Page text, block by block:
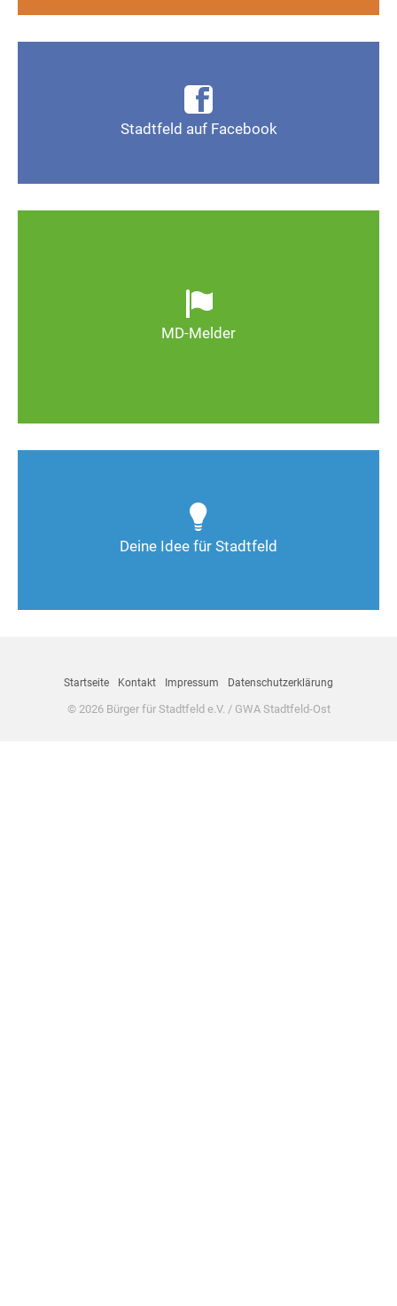
Stadtfeld auf Facebook
Seite Magdeburg-Stadtfeld
MD-Melder
wild entsorgter Müll. Melden Sie Mängel, damit
Magdeburg schöner und lebenswerter wird.
Deine Idee für Stadtfeld
Deine Ideen sind gefragt!
Startseite Kontakt Impressum Datenschutzerklärung
© 2026 Bürger für Stadtfeld e.V. / GWA Stadtfeld-Ost